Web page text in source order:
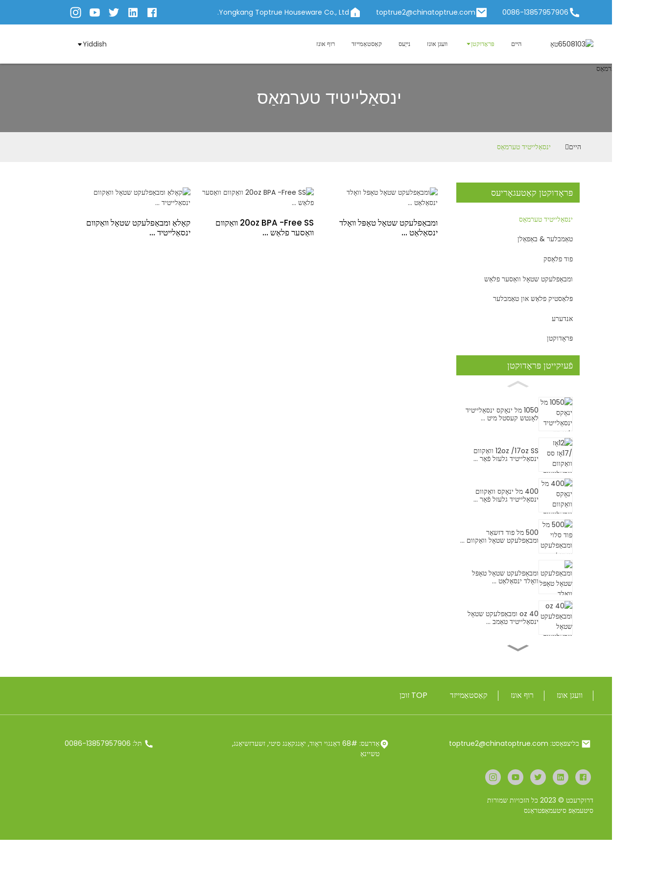
0086-13857957906
toptrue2@chinatoptrue.com
Yongkang Toptrue Houseware Co., Ltd.
היים פּראָדוקטן וועגן אונז נייַעס קאַסטאַמייזד רוף אונז
ינסאַלייטיד טערמאַס
ינסאַלייטיד טערמאַס
פּראָדוקטן קאַטעגאָריעס
ינסאַלייטיד טערמאַס
טאַמבלער & באַפאַלן
ומבאַפלעקט שטאָל וואַסער פלאַש
פּלאַסטיק פלאַש און טאַמבלער
פֿעיִקייטן פּראָדוקטן
1050 מל ינאָקס ינסאַלייטיד
לאָנטש קעסטל מיט ...
12oz /17oz SS וואַקוום
ינסאַלייטיד גלעזל פֿאַר ...
400 מל ינאָקס וואַקוום
ינסאַלייטיד גלעזל פֿאַר ...
500 מל פוד דזשאַר
ומבאַפלעקט שטאָל וואַקוום ...
ומבאַפלעקט שטאָל טאָפּל
וואָלד ינסאַלאַט ...
40 oz ומבאַפלעקט שטאָל
ינסאַלייטיד טאַמב ...
18/10 ומבאַפלעקט שטאָל
500 מל / 650 מל מעטאַל
ינסולאַטעד פוד פלאַס ...
שייקער פלאַש ...
24 אָז בלינג כאַנמייד
ריינסטאָונז ינסול ...
ומבאַפלעקט שטאָל טאָפּל וואָלד
20oz BPA -Free SS וואַקוום
וואַסער פלאַש ...
קאָלאַ ומבאַפלעקט שטאָל וואַקוום
רוף אונז קאַסטאַמייזד TOP זוכן
אַדרעס: 68# דאַנגוי ראָוד, יאָנגקאַנג סיטי, זשעדזשיאַנג,
סיטעמאַפּטראַנס